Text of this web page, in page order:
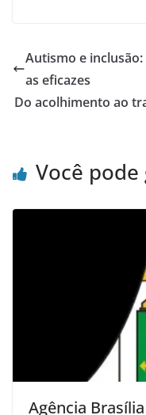
Autismo e
as eficazes
Do acolhimento ao
Você
Agência